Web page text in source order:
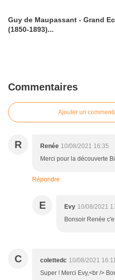
Guy de Maupassant - Grand
(1850-1893)...
Commentaires
Ajouter un
R Renée 10/08/2021 16:35
Merci pour la découverte
Répondre
E Evy 10/08/2021
Bonsoir Renée
C colettedc 10/08/2021
Super ! Merci Evy,<br />